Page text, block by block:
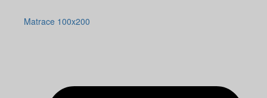
Matrace 100x200